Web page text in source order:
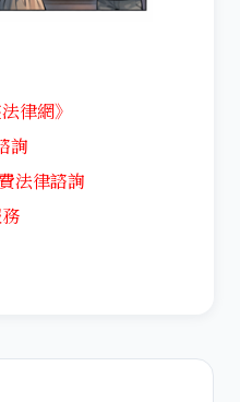
律網》
詢
法律諮詢